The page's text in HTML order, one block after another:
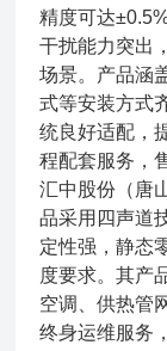
精度可达
干扰能力突出
场景。产品涵
式等安装方式
统良好适配，
程配套服务，
汇中股份（唐
品采用四声道
定性强，静态
度要求。其产
空调、供热管
终身运维服务